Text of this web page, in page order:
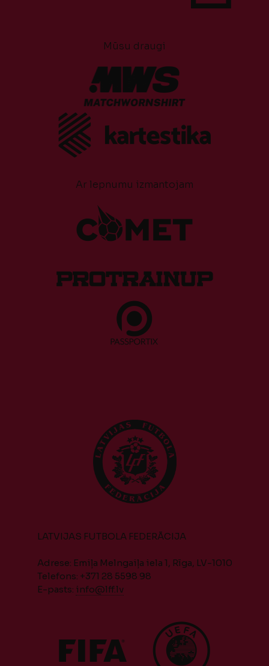
Mūsu draugi
Ar lepnumu izmantojam
LATVIJAS FUTBOLA FEDERĀCIJA
Adrese: Emiļa Melngaiļa iela 1, Rīga, LV-1010
Telefons: +371 28 5598 98
E-pasts: info@lff.lv